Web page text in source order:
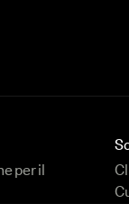
per il